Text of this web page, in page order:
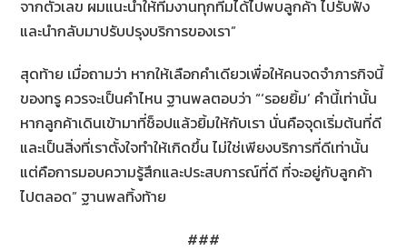
จากตัวเลข ผมแนะนำให้ทีมงานทุกทีมได้ไปพบลูกค้า ไปรับฟัง
และนำกลับมาปรับปรุงบริการของเรา”
สุดท้าย เมื่อถามว่า หากให้เลือกคำเดียวเพื่อให้คนจดจำภารกิจนี้
ของทรู ควรจะเป็นคำไหน ฐานพลตอบว่า “‘รอยยิ้ม’ คำนี้เท่านั้น
หากลูกค้าเดินเข้ามาที่ช็อปแล้วยิ้มให้กับเรา นั่นคือจุดเริ่มต้นที่ดี
และเป็นสิ่งที่เราตั้งใจทำให้เกิดขึ้น ไม่ใช่เพียงบริการที่ดีเท่านั้น
แต่คือการมอบความรู้สึกและประสบการณ์ที่ดี ที่จะอยู่กับลูกค้า
ไปตลอด” ฐานพลทิ้งท้าย
###